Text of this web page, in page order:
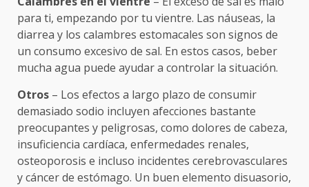
para ti, empezando por tu vientre. Las náuseas, la
diarrea y los calambres estomacales son signos de
un consumo excesivo de sal. En estos casos, beber
mucha agua puede ayudar a controlar la situación.
Otros – Los efectos a largo plazo de consumir
demasiado sodio incluyen afecciones bastante
preocupantes y peligrosas, como dolores de cabeza,
insuficiencia cardíaca, enfermedades renales,
osteoporosis e incluso incidentes cerebrovasculares
y cáncer de estómago. Un buen elemento disuasorio,